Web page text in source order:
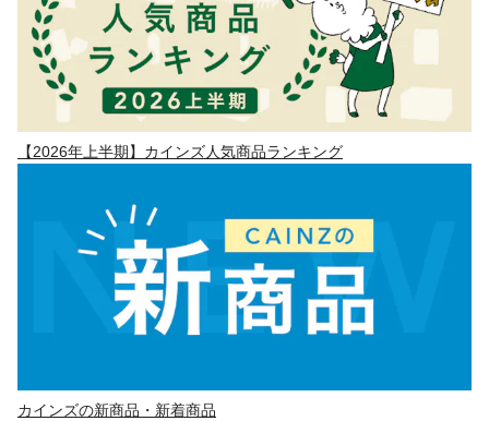
【2026年上半期】カインズ人気商品ランキング
カインズの新商品・新着商品